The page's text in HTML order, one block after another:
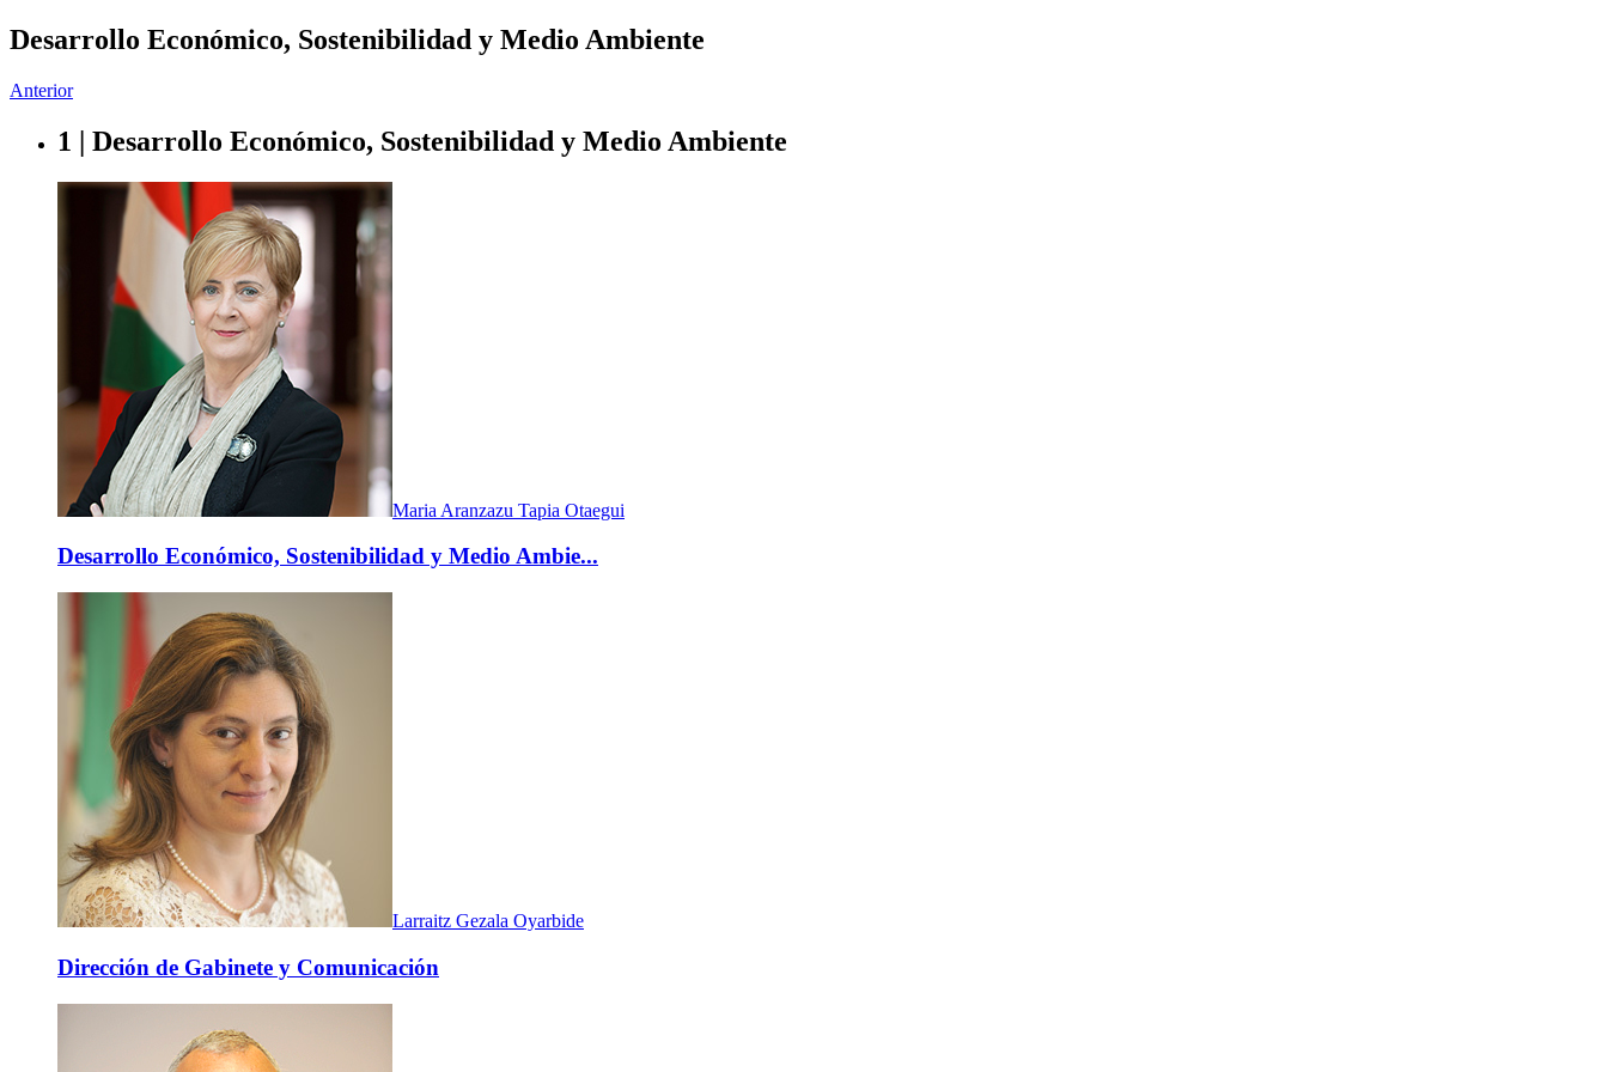
Desarrollo Económico, Sostenibilidad y Medio Ambiente
Anterior
1 | Desarrollo Económico, Sostenibilidad y Medio Ambiente
Maria Aranzazu Tapia Otaegui
Desarrollo Económico, Sostenibilidad y Medio Ambie...
Larraitz Gezala Oyarbide
Dirección de Gabinete y Comunicación